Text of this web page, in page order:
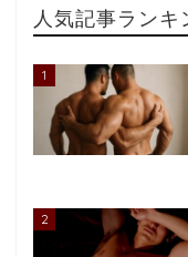
人気記事ランキ
1
2